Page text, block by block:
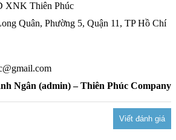
XNK Thiên Phúc
Quân, Phường 5, Quận 11, TP Hồ Chí
Ngân (admin) – Thiên Phúc Company